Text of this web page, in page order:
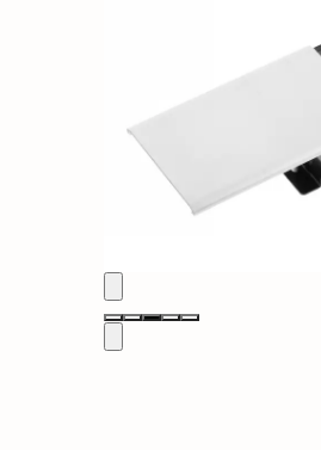
Plinte, antistropi & accesorii